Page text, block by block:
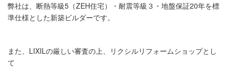
弊社は、断熱等級5（ZEH住宅）・耐震等級３・地盤保証20年を標
準仕様とした新築ビルダーです。
また、LIXILの厳しい審査の上、リクシルリフォームショップとし
て